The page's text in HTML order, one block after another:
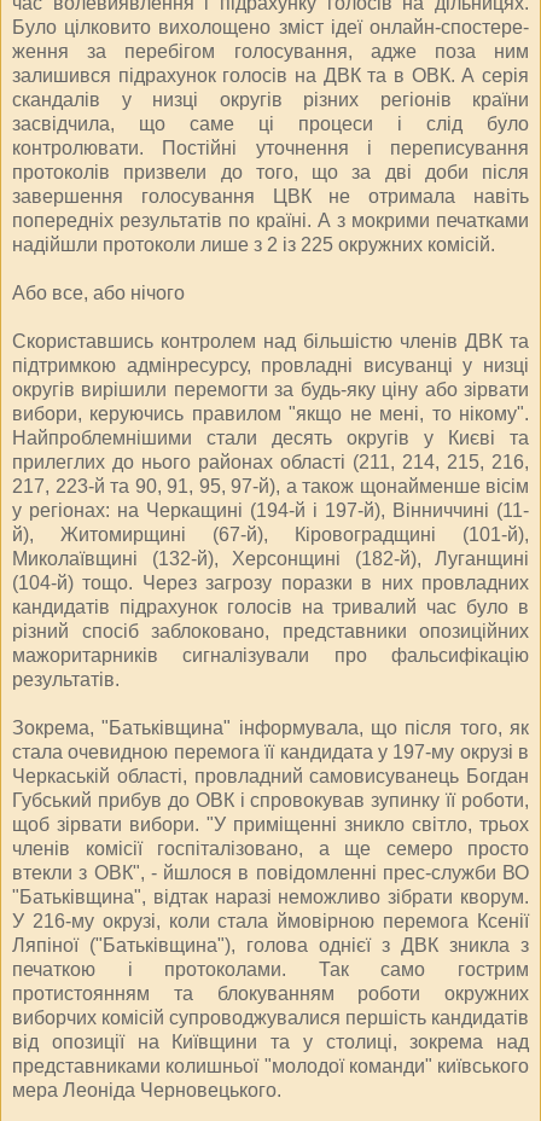
Було цілковито вихолощено зміст ідеї онлайн-спос­те­ре­
жен­ня за перебігом голосування, адже поза ним
залишився підрахунок голосів на ДВК та в ОВК. А серія
скандалів у низці округів різних регіонів країни
засвідчила, що саме ці процеси і слід було
контролювати. Постійні уточнення і переписування
протоколів призвели до того, що за дві доби після
завершення голосування ЦВК не отримала навіть
попередніх результатів по країні. А з мокрими печатками
надійшли протоколи лише з 2 із 225 окружних комісій.
Або все, або нічого
Скориставшись контролем над більшістю членів ДВК та
підтримкою адмінресурсу, провладні висуванці у низці
округів вирішили перемогти за будь-яку ціну або зірвати
вибори, керуючись правилом "якщо не мені, то нікому".
Найпроблемнішими стали десять округів у Києві та
прилеглих до нього районах області (211, 214, 215, 216,
217, 223-й та 90, 91, 95, 97-й), а також щонайменше вісім
у регіонах: на Черкащині (194-й і 197-й), Вінниччині (11-
й), Житомирщині (67-й), Кіровоградщині (101-й),
Миколаївщині (132-й), Херсонщині (182-й), Луганщині
(104-й) тощо. Через загрозу поразки в них провладних
кандидатів підрахунок голосів на тривалий час було в
різний спосіб заблоковано, представники опозиційних
мажоритарників сигналізували про фальсифікацію
результатів.
Зокрема, "Батьківщина" інформувала, що після того, як
стала очевидною перемога її кандидата у 197-му окрузі в
Черкаській області, провладний самовисуванець Богдан
Губський прибув до ОВК і спровокував зупинку її роботи,
щоб зірвати вибори. "У приміщенні зникло світло, трьох
членів комісії госпіталізовано, а ще семеро просто
втекли з ОВК", - йшлося в повідомленні прес-служби ВО
"Батьківщина", відтак наразі неможливо зібрати кворум.
У 216-му окрузі, коли стала ймовірною перемога Ксенії
Ляпіної ("Батьківщина"), голова однієї з ДВК зникла з
печаткою і протоколами. Так само гострим
протистоянням та блокуванням роботи окружних
виборчих комісій супроводжувалися першість кандидатів
від опозиції на Київщини та у столиці, зокрема над
представниками колишньої "молодої команди" київського
мера Леоніда Черновецького.